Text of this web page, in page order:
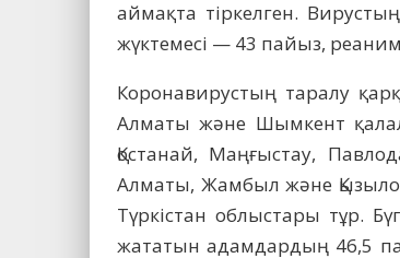
аймақта тіркелген.
жүктемесі — 43 пайыз,
Коронавирустың таралу
Алматы және Шымкент
Қостанай, Маңғыстау,
Алматы, Жамбыл және
Түркістан облыстары тұр.
жататын адамдардың 46,5